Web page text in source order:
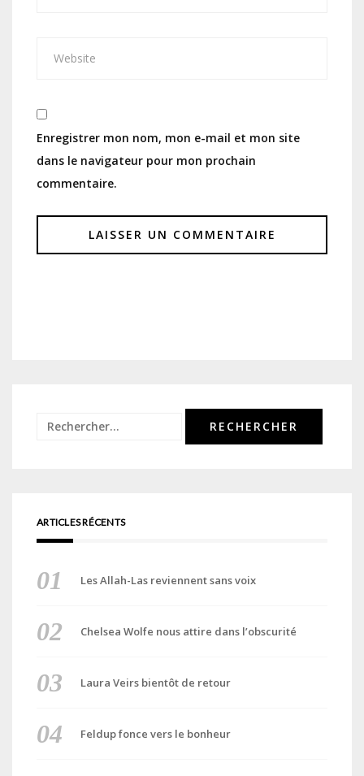
Enregistrer mon nom, mon e-mail et mon site
dans le navigateur pour mon prochain
commentaire.
Rechercher :
ARTICLES RÉCENTS
Les Allah-Las reviennent sans voix
Chelsea Wolfe nous attire dans l’obscurité
Laura Veirs bientôt de retour
Feldup fonce vers le bonheur